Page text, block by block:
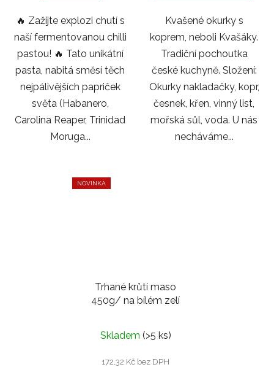
🔥 Zažijte explozi chutí s
naší fermentovanou chilli
pastou! 🔥 Tato unikátní
pasta, nabitá směsí těch
nejpálivějších papriček
světa (Habanero,
Carolina Reaper, Trinidad
Moruga...
Kvašené okurky s
koprem, neboli Kvašáky.
Tradiční pochoutka
české kuchyně. Složení:
Okurky nakladačky, kopr,
česnek, křen, vinný list,
mořská sůl, voda. U nás
necháváme...
NOVINKA
Trhané krůtí maso
450g/ na bílém zelí
Skladem (>5 ks)
172,32 Kč bez DPH